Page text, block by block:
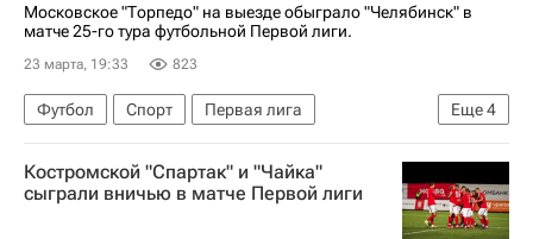
Московское "Торпедо" на выезде обыграло "Челябинск" в
матче 25-го тура футбольной Первой лиги.
23 марта, 19:33 823
Еще4
Футбол Спорт
Первая лига
Даниил Уткин
Торпедо (Москва)
Челябинск
СКА-Хабаровск
Костромской "Спартак" и "Чайка"
сыграли вничью в матче Первой лиги